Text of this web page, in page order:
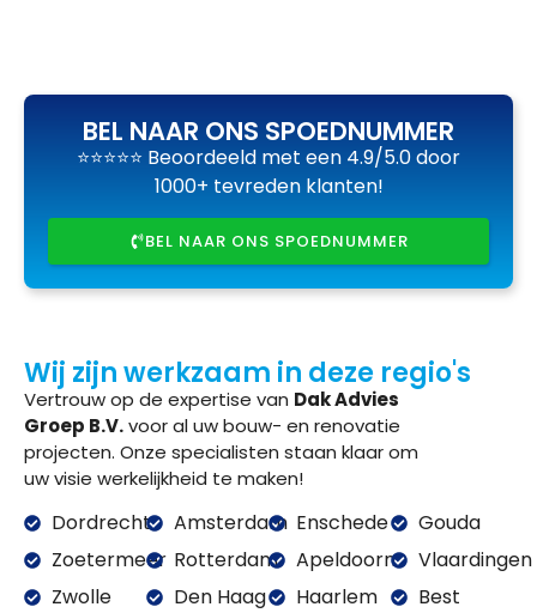
BEL NAAR ONS SPOEDNUMMER
⭐⭐⭐⭐⭐ Beoordeeld met een 4.9/5.0 door
1000+ tevreden klanten!
BEL NAAR ONS SPOEDNUMMER
Wij zijn werkzaam in deze regio's
Vertrouw op de expertise van Dak Advies
Groep B.V.voor al uw bouw- en renovatie
projecten. Onze specialisten staan klaar om
uw visie werkelijkheid te maken!
Dordrecht
Zoetermeer
Zwolle
Amsterdam
Rotterdam
Den Haag
Enschede
Apeldoorn
Haarlem
Gouda
Vlaardingen
Best